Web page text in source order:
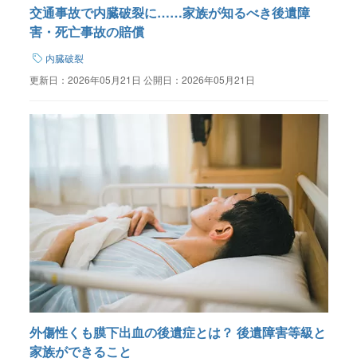
交通事故で内臓破裂に……家族が知るべき後遺障
害・死亡事故の賠償
内臓破裂
更新日： 2026年05月21日 公開日： 2026年05月21日
外傷性くも膜下出血の後遺症とは？ 後遺障害等級と
家族ができること